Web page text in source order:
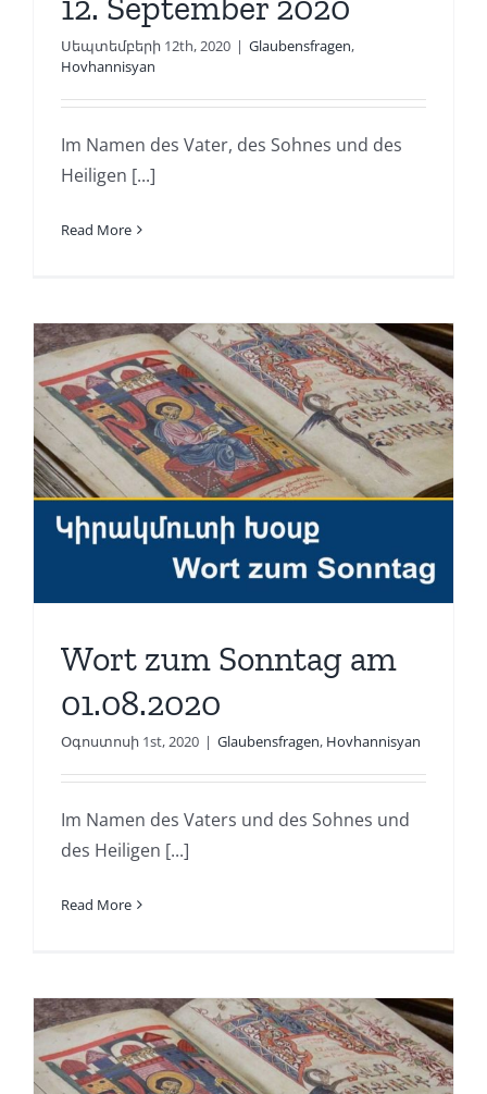
Սեպտեմբերի 12th, 2020 | Glaubensfragen,
Hovhannisyan
Im Namen des Vater, des Sohnes und des
Heiligen [...]
Read More
Wort zum Sonntag am
01.08.2020
Օգոստոսի 1st, 2020 | Glaubensfragen, Hovhannisyan
Im Namen des Vaters und des Sohnes und
des Heiligen [...]
Read More